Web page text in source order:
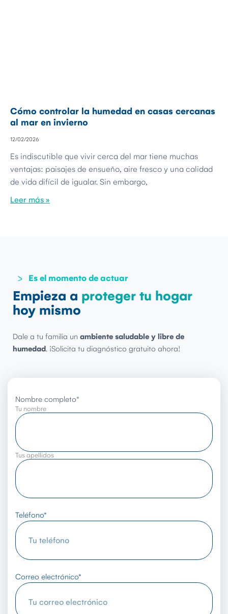
Cómo controlar la humedad en casas cercanas
al mar en invierno
12/02/2026
Es indiscutible que vivir cerca del mar tiene muchas
ventajas: paisajes de ensueño, aire fresco y una calidad
de vida difícil de igualar. Sin embargo,
Leer más »
Es el momento de actuar
Empieza a proteger tu hogar
hoy mismo
Dale a tu familia un ambiente saludable y libre de
humedad. ¡Solicita tu diagnóstico gratuito ahora!
Nombre completo*
Tu nombre
Tus apellidos
Teléfono*
Correo electrónico*